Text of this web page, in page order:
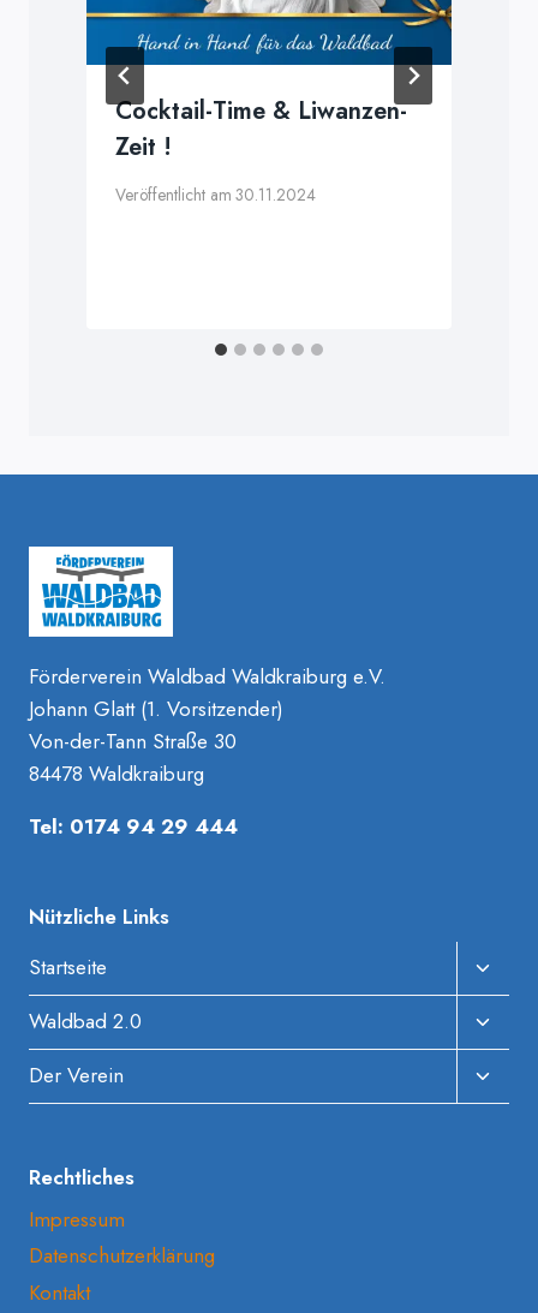
Cocktail-Time & Liwanzen-
Zeit !
Veröffentlicht am 30.11.2024
Förderverein Waldbad Waldkraiburg e.V.
Johann Glatt (1. Vorsitzender)
Von-der-Tann Straße 30
84478 Waldkraiburg
Tel: 0174 94 29 444
Nützliche Links
Startseite
Waldbad 2.0
Der Verein
Rechtliches
Impressum
Datenschutzerklärung
Kontakt